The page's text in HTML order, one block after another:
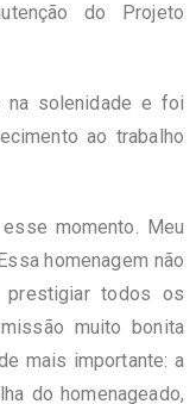
do Projeto
solenidade e foi
ao trabalho
momento. Meu
homenagem não
todos os
muito bonita
mais importante: a
do homenageado,